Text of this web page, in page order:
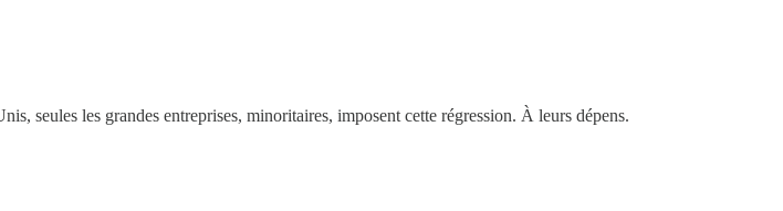
seules les grandes entreprises, minoritaires, imposent cette régression. À leurs dépens.